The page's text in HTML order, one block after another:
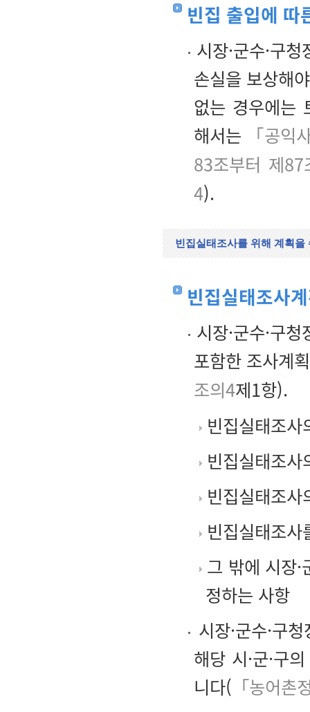
빈집 출입에 따
시장·군수·구
손실을 보상해
없는 경우에는
해서는
「공
83조부터 제87
4).
빈집실태조사를 위해 계획을
빈집실태조사
시장·군수·구
포함한 조사계
조의4제1항).
빈집실태조
빈집실태조
빈집실태조사
빈집실태조
그 밖에 시장
정하는 사항
시장·군수·구
해당 시·군·구
니다( 「농어